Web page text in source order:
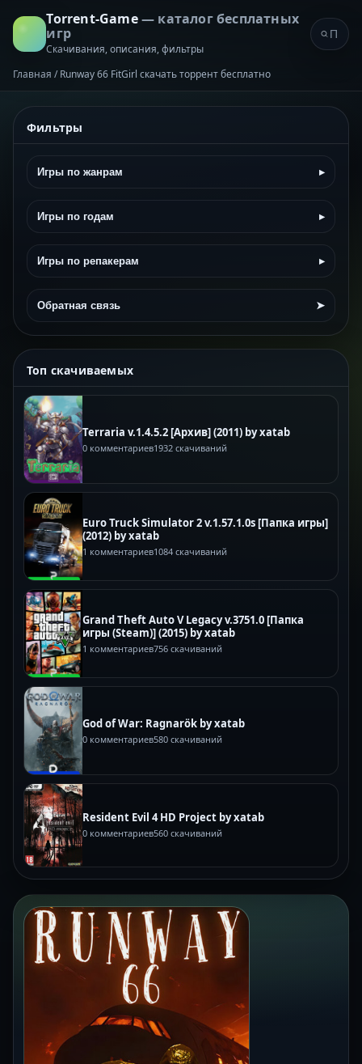
Torrent-Game— каталог бесплатных
игр
Скачивания, описания, фильтры
Главная / Runway 66 FitGirl скачать торрент бесплатно
Фильтры
Игры по жанрам ▸
Игры по годам ▸
Игры по репакерам ▸
Обратная связь ➤
Топ скачиваемых
Terraria v.1.4.5.2 [Архив] (2011) by xatab
0 комментариев1932 скачиваний
Euro Truck Simulator 2 v.1.57.1.0s [Папка игры]
(2012) by xatab
1 комментариев1084 скачиваний
Grand Theft Auto V Legacy v.3751.0 [Папка
игры (Steam)] (2015) by xatab
1 комментариев756 скачиваний
God of War: Ragnarök by xatab
0 комментариев580 скачиваний
Resident Evil 4 HD Project by xatab
0 комментариев560 скачиваний